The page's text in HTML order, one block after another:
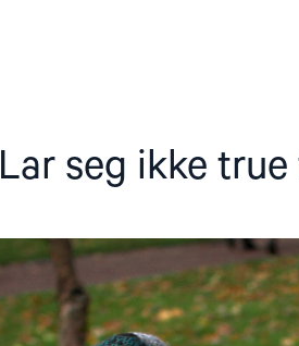
Lar seg ikke